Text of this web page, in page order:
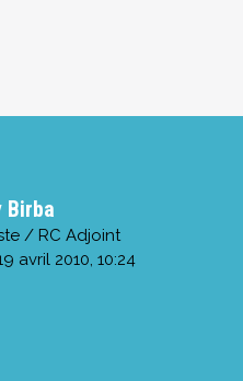
Birba
/ RC Adjoint
avril 2010, 10:24